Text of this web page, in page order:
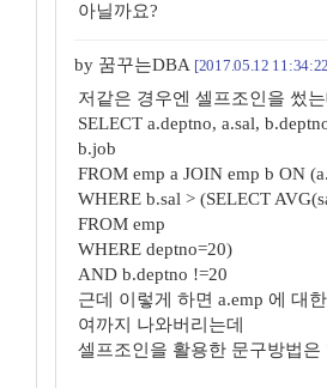
아닐까요?
by 꿈꾸는DBA [2017.05.12
저같은 경우엔 셀프조인을 썼
SELECT a.deptno, a.sal,
b.job
FROM emp a JOIN emp b ON
WHERE b.sal > (SELECT
FROM emp
WHERE deptno=20)
AND b.deptno !=20
근데 이렇게 하면 a.emp 에 대
여까지 나와버리는데
셀프조인을 활용한 문구방법은